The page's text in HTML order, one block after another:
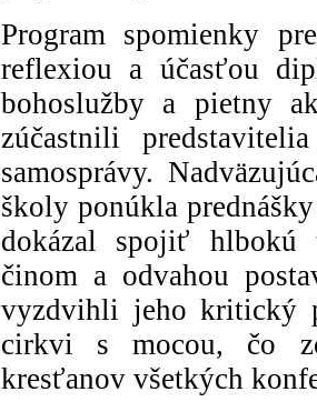
Program spomienky
reflexiou a účasťou
bohoslužby a pietny
zúčastnili
samosprávy.
školy ponúkla
dokázal spojiť hlbokú
činom a odvahou
vyzdvihli jeho kritický
cirkvi s mocou, čo
kresťanov všetkých